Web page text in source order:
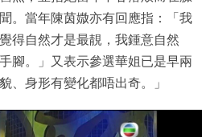
。當年陳茵媺亦有回應指：「我
得自然才是最靚，我鍾意自然
腳。」又表示參選華姐已是早兩
、身形有變化都唔出奇。」